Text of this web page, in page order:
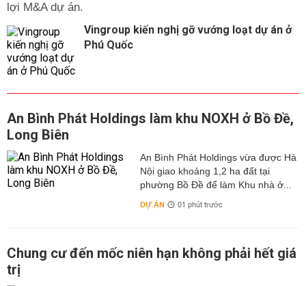
lợi M&A dự án.
Vingroup kiến nghị gỡ vướng loạt dự án ở
Phú Quốc
An Bình Phát Holdings làm khu NOXH ở Bồ Đề,
Long Biên
An Bình Phát Holdings vừa được Hà
Nội giao khoảng 1,2 ha đất tại
phường Bồ Đề để làm Khu nhà ở...
DỰ ÁN 01 phút trước
Chung cư đến mốc niên hạn không phải hết giá
trị